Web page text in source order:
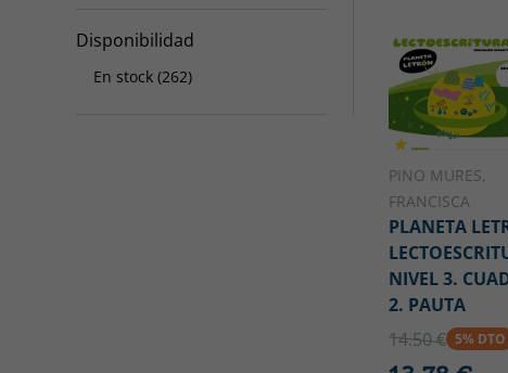
Disponibilidad
En stock (262)
PINO MURES,
FRANCISCA
PLANETA
NIVEL 3.
2. PAUTA
14.50 € 5% DTO